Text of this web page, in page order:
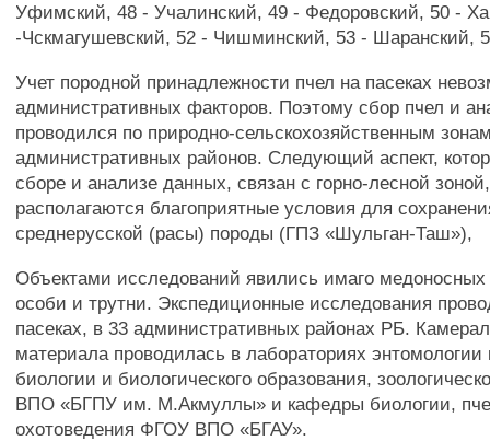
Уфимский, 48 - Учалинский, 49 - Федоровский, 50 -
-Чскмагушевский, 52 - Чишминский, 53 - Шаранский,
Учет породной принадлежности пчел на пасеках
административных факторов. Поэтому сбор пчел и
проводился по природно-сельскохозяйственным
административных районов. Следующий аспект,
сборе и анализе данных, связан с горно-лесной
располагаются благоприятные условия для
среднерусской (расы) породы (ГПЗ «Шульган-Таш»),
Объектами исследований явились имаго медоносных
особи и трутни. Экспедиционные исследования
пасеках, в 33 административных районах РБ.
материала проводилась в лабораториях
биологии и биологического образования,
ВПО «БГПУ им. М.Акмуллы» и кафедры биологии,
охотоведения ФГОУ ВПО «БГАУ».